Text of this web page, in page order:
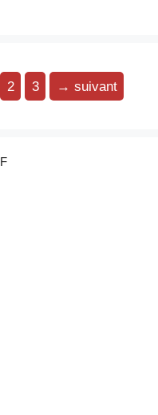
Page
2
Page
3
→ suivant